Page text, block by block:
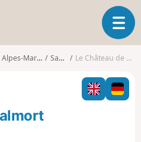
O
u
v
i
r
l
Alpes-Maritimes Saorge Le Château de Malmort